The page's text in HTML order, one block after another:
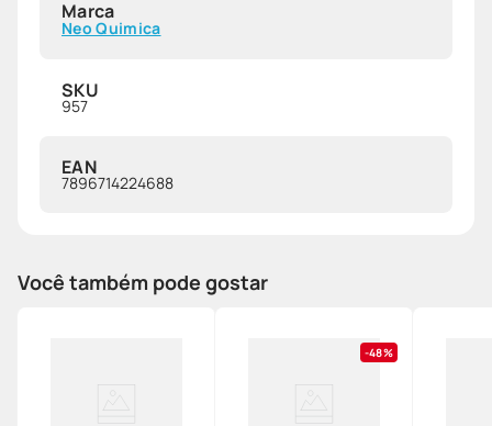
Marca
Neo Quimica
SKU
957
EAN
7896714224688
Você também pode gostar
48%